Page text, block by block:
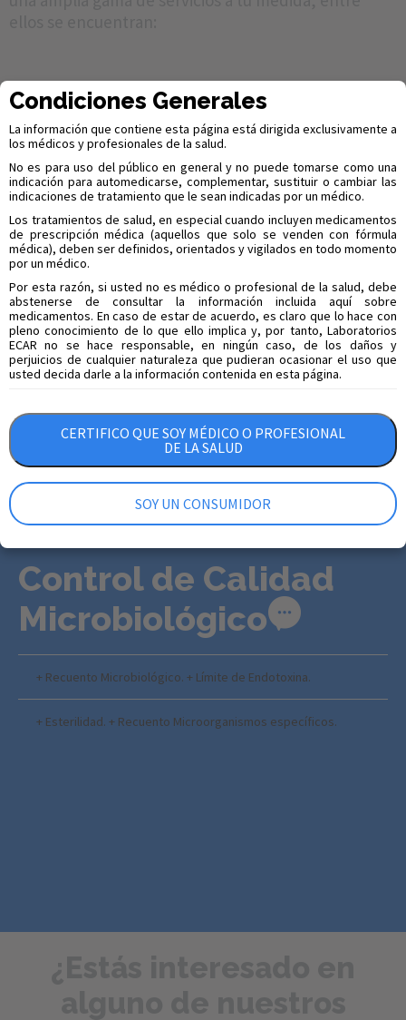
Condiciones Generales
La información que contiene esta página está dirigida exclusivamente a
los médicos y profesionales de la salud.
No es para uso del público en general y no puede tomarse como una
indicación para automedicarse, complementar, sustituir o cambiar las
indicaciones de tratamiento que le sean indicadas por un médico.
Los tratamientos de salud, en especial cuando incluyen medicamentos
de prescripción médica (aquellos que solo se venden con fórmula
médica), deben ser definidos, orientados y vigilados en todo momento
por un médico.
Por esta razón, si usted no es médico o profesional de la salud, debe
abstenerse de consultar la información incluida aquí sobre
medicamentos. En caso de estar de acuerdo, es claro que lo hace con
pleno conocimiento de lo que ello implica y, por tanto, Laboratorios
ECAR no se hace responsable, en ningún caso, de los daños y
perjuicios de cualquier naturaleza que pudieran ocasionar el uso que
usted decida darle a la información contenida en esta página.
CERTIFICO QUE SOY MÉDICO O PROFESIONAL
DE LA SALUD
SOY UN CONSUMIDOR
Control de Calidad
Fisicoquímico
+ Ensayos de Disolución. + Perfiles de Disolución.
+ Sustancias o Compuestos relacionados.
Control de Calidad
Microbiológico
+ Recuento Microbiológico. + Límite de Endotoxina.
+ Esterilidad. + Recuento Microorganismos específicos.